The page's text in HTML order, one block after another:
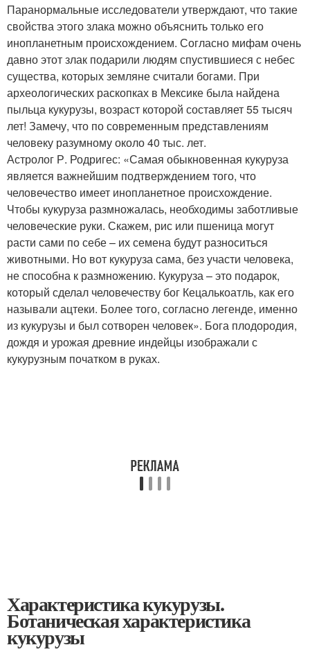
Паранормальные исследователи утверждают, что такие
свойства этого злака можно объяснить только его
инопланетным происхождением. Согласно мифам очень
давно этот злак подарили людям спустившиеся с небес
существа, которых земляне считали богами. При
археологических раскопках в Мексике была найдена
пыльца кукурузы, возраст которой составляет 55 тысяч
лет! Замечу, что по современным представлениям
человеку разумному около 40 тыс. лет.
Астролог Р. Родригес: «Самая обыкновенная кукуруза
является важнейшим подтверждением того, что
человечество имеет инопланетное происхождение.
Чтобы кукуруза размножалась, необходимы заботливые
человеческие руки. Скажем, рис или пшеница могут
расти сами по себе – их семена будут разноситься
животными. Но вот кукуруза сама, без участи человека,
не способна к размножению. Кукуруза – это подарок,
который сделал человечеству бог Кецалькоатль, как его
называли ацтеки. Более того, согласно легенде, именно
из кукурузы и был сотворен человек». Бога плодородия,
дождя и урожая древние индейцы изображали с
кукурузным початком в руках.
Характеристика кукурузы.
Ботаническая характеристика
кукурузы